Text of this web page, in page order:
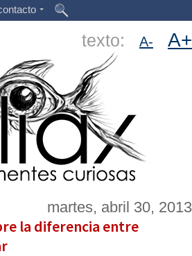
texto: A- A+
martes, abril 30, 2013
la diferencia entre